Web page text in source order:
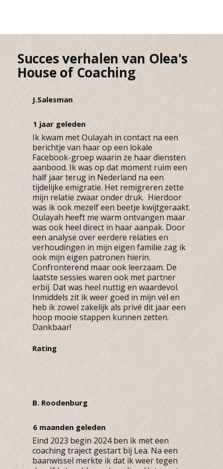
Succes verhalen van Olea's
House of Coaching
J.Salesman
1 jaar geleden
Ik kwam met Oulayah in contact na een
berichtje van haar op een lokale
Facebook-groep waarin ze haar diensten
aanbood. Ik was op dat moment ruim een
half jaar terug in Nederland na een
tijdelijke emigratie. Het remigreren zette
mijn relatie zwaar onder druk. Hierdoor
was ik ook mezelf een beetje kwijtgeraakt.
Oulayah heeft me warm ontvangen maar
was ook heel direct in haar aanpak. Door
een analyse over eerdere relaties en
verhoudingen in mijn eigen familie zag ik
ook mijn eigen patronen hierin.
Confronterend maar ook leerzaam. De
laatste sessies waren ook met partner
erbij. Dat was heel nuttig en waardevol.
Inmiddels zit ik weer goed in mijn vel en
heb ik zowel zakelijk als privé dit jaar een
hoop mooie stappen kunnen zetten.
Dankbaar!
Rating
B. Roodenburg
6 maanden geleden
Eind 2023 begin 2024 ben ik met een
coaching traject gestart bij Lea. Na een
baanwissel merkte ik dat ik weer tegen